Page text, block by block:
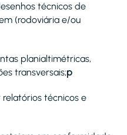
técnicos de
(rodoviária e/ou
planialtimétricas,
transversais;p
relatórios técnicos e